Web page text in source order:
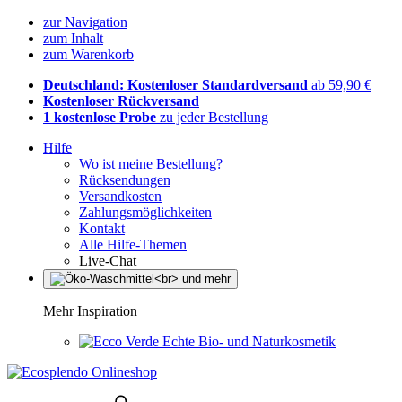
zur Navigation
zum Inhalt
zum Warenkorb
Deutschland: Kostenloser Standardversand ab 59,90 €
Kostenloser Rückversand
1 kostenlose Probe zu jeder Bestellung
Hilfe
Wo ist meine Bestellung?
Rücksendungen
Versandkosten
Zahlungsmöglichkeiten
Kontakt
Alle Hilfe-Themen
Live-Chat
Mehr Inspiration
Echte Bio- und Naturkosmetik